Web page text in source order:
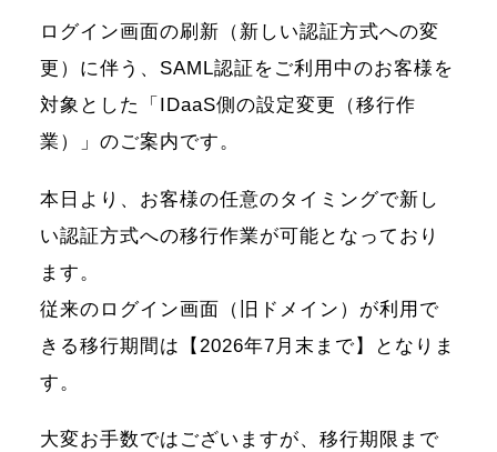
ログイン画面の刷新（新しい認証方式への変
更）に伴う、SAML認証をご利用中のお客様を
対象とした「IDaaS側の設定変更（移行作
業）」のご案内です。
本日より、お客様の任意のタイミングで新し
い認証方式への移行作業が可能となっており
ます。
従来のログイン画面（旧ドメイン）が利用で
きる移行期間は【2026年7月末まで】となりま
す。
大変お手数ではございますが、移行期限まで